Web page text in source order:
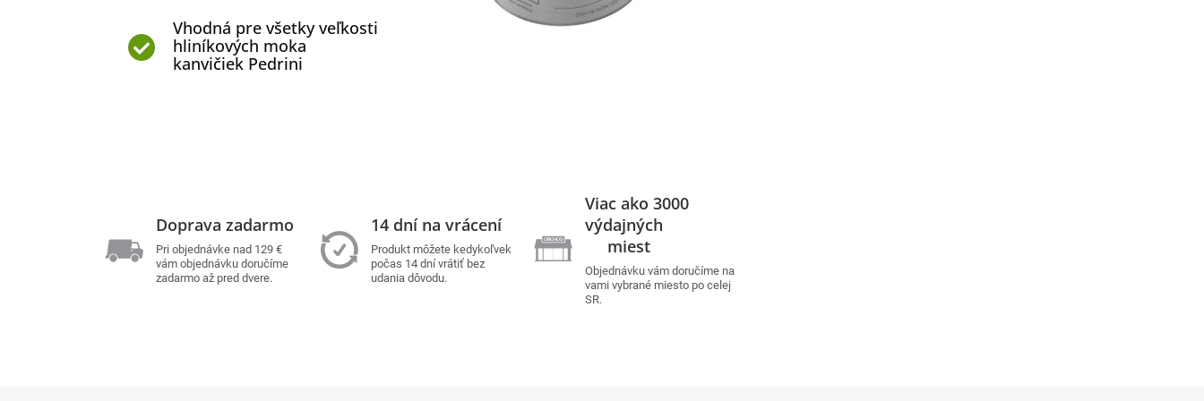
Vhodná pre všetky veľkosti
hliníkových moka
kanvičiek Pedrini
Doprava zadarmo
Pri objednávke nad 129 €
vám objednávku doručíme
zadarmo až pred dvere.
14 dní na vrácení
Produkt môžete kedykoľvek
počas 14 dní vrátiť bez
udania dôvodu.
Viac ako 3000
výdajných
miest
Objednávku vám doručíme na
vami vybrané miesto po celej
SR.